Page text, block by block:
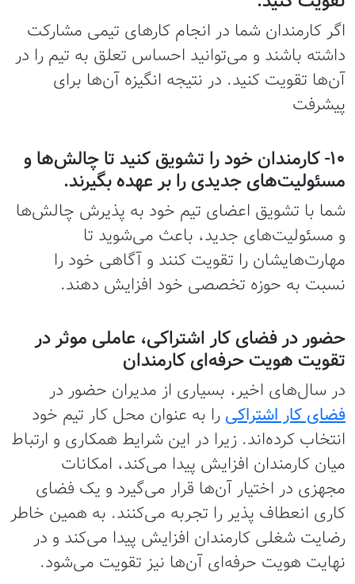
اگر کارمندان شما در انجام کارهای تیمی مشارکت
داشته باشند و می‌توانید احساس تعلق به تیم را در
آن‌ها تقویت کنید. در نتیجه انگیزه آن‌ها برای
پیشرفت
۱۰- کارمندان خود را تشویق کنید تا چالش‌ها و
مسئولیت‌های جدیدی را بر عهده بگیرند.
شما با تشویق اعضای تیم خود به پذیرش چالش‌ها
و مسئولیت‌های جدید، باعث می‌شوید تا
مهارت‌هایشان را تقویت کنند و آگاهی خود را
نسبت به حوزه تخصصی خود افزایش دهند.
حضور در فضای کار اشتراکی، عاملی موثر در
تقویت هویت حرفه‌ای کارمندان
در سال‌های اخیر، بسیاری از مدیران حضور در
فضای کار اشتراکیرا به عنوان محل کار تیم خود
انتخاب کرده‌اند. زیرا در این شرایط همکاری و ارتباط
میان کارمندان افزایش پیدا می‌کند، امکانات
مجهزی در اختیار آن‌ها قرار می‌گیرد و یک فضای
کاری انعطاف پذیر را تجربه می‌کنند. به همین خاطر
رضایت شغلی کارمندان افزایش پیدا می‌کند و در
نهایت هویت حرفه‌ای آن‌ها نیز تقویت می‌شود.